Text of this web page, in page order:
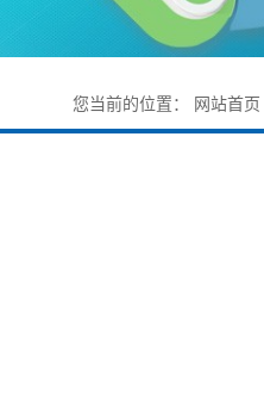
您当前的位置： 网站首页